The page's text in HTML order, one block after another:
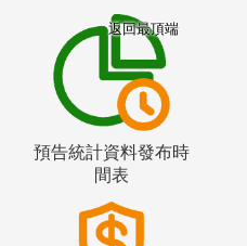
預告統計資料發布時
間表
返回最頂端